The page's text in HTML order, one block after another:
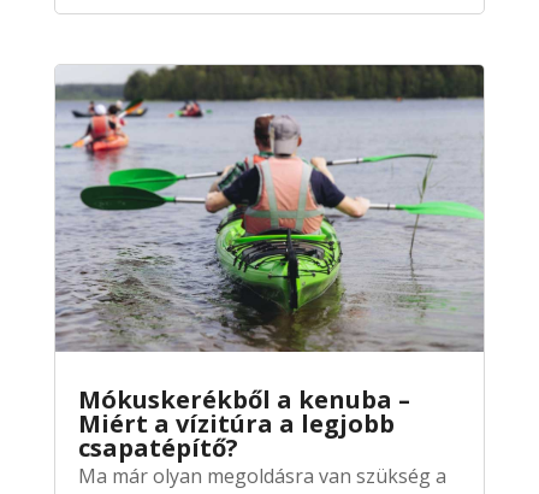
Mókuskerékből a kenuba –
Miért a vízitúra a legjobb
csapatépítő?
Ma már olyan megoldásra van szükség a